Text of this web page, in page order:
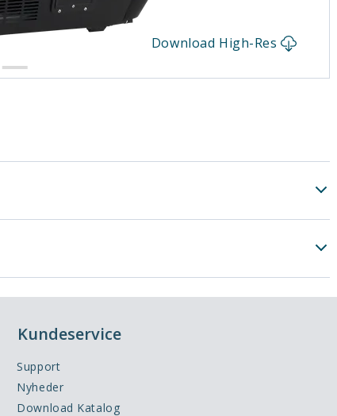
Download High-Res
Kundeservice
Support
Nyheder
Download Katalog